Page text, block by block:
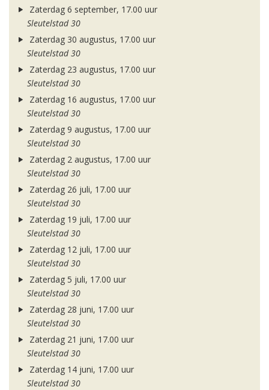
Zaterdag 6 september, 17.00 uur
Sleutelstad 30
Zaterdag 30 augustus, 17.00 uur
Sleutelstad 30
Zaterdag 23 augustus, 17.00 uur
Sleutelstad 30
Zaterdag 16 augustus, 17.00 uur
Sleutelstad 30
Zaterdag 9 augustus, 17.00 uur
Sleutelstad 30
Zaterdag 2 augustus, 17.00 uur
Sleutelstad 30
Zaterdag 26 juli, 17.00 uur
Sleutelstad 30
Zaterdag 19 juli, 17.00 uur
Sleutelstad 30
Zaterdag 12 juli, 17.00 uur
Sleutelstad 30
Zaterdag 5 juli, 17.00 uur
Sleutelstad 30
Zaterdag 28 juni, 17.00 uur
Sleutelstad 30
Zaterdag 21 juni, 17.00 uur
Sleutelstad 30
Zaterdag 14 juni, 17.00 uur
Sleutelstad 30